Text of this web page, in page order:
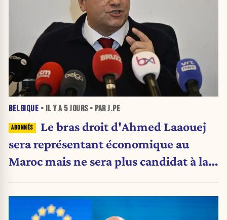
BELGIQUE • IL Y A 5 JOURS• PAR J.PE
Le bras droit d'Ahmed Laaouej
sera représentant économique au
Maroc mais ne sera plus candidat à la